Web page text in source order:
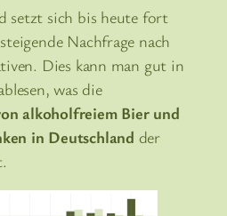
setzt sich bis heute fort
Nachfrage nach
Dies kann man gut in
was die
alkoholfreiem Bier und
in Deutschland der